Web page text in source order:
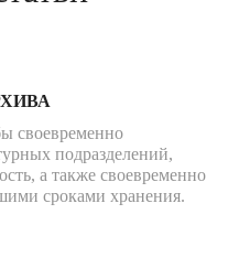
своевременно
подразделений,
а также своевременно
сроками хранения.